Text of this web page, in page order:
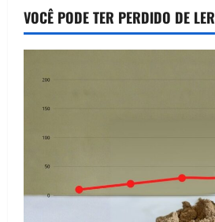
VOCÊ PODE TER PERDIDO DE LER